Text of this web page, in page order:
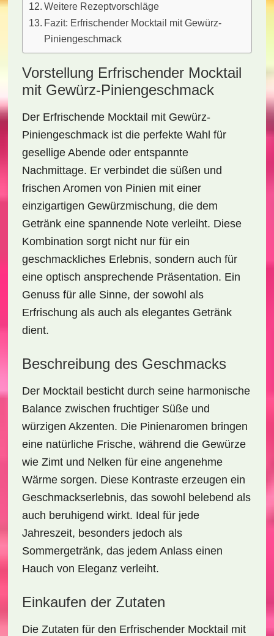
Weitere Rezeptvorschläge
Fazit: Erfrischender Mocktail mit Gewürz-
Piniengeschmack
Vorstellung Erfrischender Mocktail
mit Gewürz-Piniengeschmack
Der Erfrischende Mocktail mit Gewürz-
Piniengeschmackist die perfekte Wahl für
gesellige Abende oder entspannte
Nachmittage. Er verbindet die süßen und
frischen Aromen von Pinien mit einer
einzigartigen Gewürzmischung, die dem
Getränk eine spannende Note verleiht. Diese
Kombination sorgt nicht nur für ein
geschmackliches Erlebnis, sondern auch für
eine optisch ansprechende Präsentation. Ein
Genuss für alle Sinne, der sowohl als
Erfrischung als auch als elegantes Getränk
dient.
Beschreibung des Geschmacks
Der Mocktail besticht durch seine harmonische
Balancezwischen fruchtiger Süße und
würzigen Akzenten. Die Pinienaromen bringen
eine natürliche Frische, während die Gewürze
wie Zimt und Nelken für eine angenehme
Wärme sorgen. Diese Kontraste erzeugen ein
Geschmackserlebnis, das sowohl belebend als
auch beruhigend wirkt. Ideal für jede
Jahreszeit, besonders jedoch als
Sommergetränk, das jedem Anlass einen
Hauch von Eleganz verleiht.
Einkaufen der Zutaten
Die Zutaten für den Erfrischender Mocktail mit